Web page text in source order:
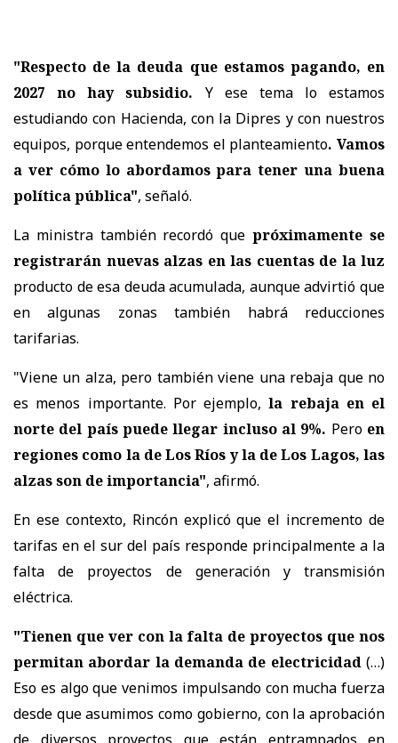
"Respecto de la deuda que estamos pagando, en
2027 no hay subsidio. Y ese tema lo estamos
estudiando con Hacienda, con la Dipres y con nuestros
equipos, porque entendemos el planteamiento. Vamos
a ver cómo lo abordamos para tener una buena
política pública", señaló.
La ministra también recordó quepróximamente se
registrarán nuevas alzas en las cuentas de la luz
producto de esa deuda acumulada, aunque advirtió que
en algunas zonas también habrá reducciones
tarifarias.
"Viene un alza, pero también viene una rebaja que no
es menos importante. Por ejemplo,la rebaja en el
norte del país puede llegar incluso al 9%. Pero en
regiones como la de Los Ríos y la de Los Lagos, las
alzas son de importancia", afirmó.
En ese contexto, Rincón explicó que el incremento de
tarifas en el sur del país responde principalmente a la
falta de proyectos de generación y transmisión
eléctrica.
"Tienen que ver con la falta de proyectos que nos
permitan abordar la demanda de electricidad(…)
Eso es algo que venimos impulsando con mucha fuerza
desde que asumimos como gobierno, con la aprobación